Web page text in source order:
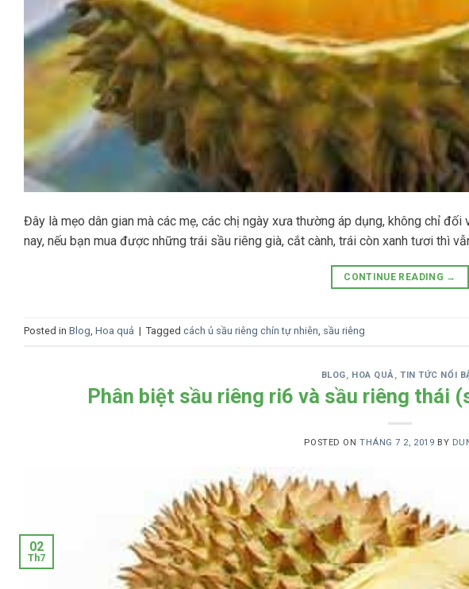
Đây là mẹo dân gian mà các mẹ, các chị ngày xưa thường áp dụng, không chỉ
nay, nếu bạn mua được những trái sầu riêng già, cắt cành, trái còn xanh tươi thì
CONTINUE READING →
Posted in Blog, Hoa quả | Tagged cách ủ sầu riêng chín tự nhiên, sầu riêng
BLOG, HOA QUẢ, TIN TỨC NỔI
Phân biệt sầu riêng ri6 và sầu riêng thái
POSTED ONTHÁNG 7 2, 2019 BY
02
Th7